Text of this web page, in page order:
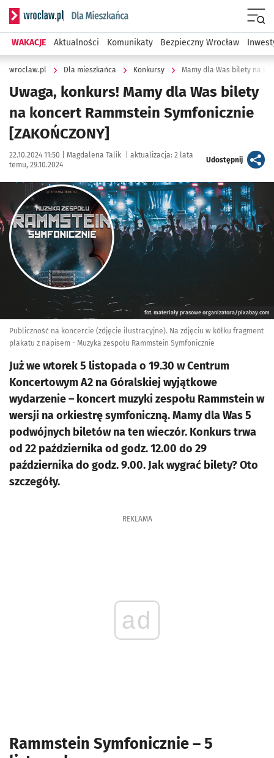
Serwis informacyjny wroclaw.pl podserwis: Dla mieszkańca
WAKACJE Aktualności Komunikaty Bezpieczny Wrocław
wroclaw.pl Dla mieszkańca Konkursy Mamy dla Was bilety na
Uwaga, konkurs! Mamy dla Was bilety
na koncert Rammstein Symfonicznie
[ZAKOŃCZONY]
Data publikacji:
22.10.2024 11:50 | Autor:
Magdalena Talik aktualizacja: 2 lata
temu, 29.10.2024
Udostępnijartykuł
Kliknij, aby powiększyć
fot. materiały prasowe organizatora/pixabay.com
Publiczność na koncercie (zdjęcie ilustracyjne). Na zdjęciu w kółku fragment
plakatu z napisem - Muzyka zespołu Rammstein Symfonicznie
Już we wtorek 5 listopada o 19.30 w Centrum
Koncertowym A2 na Góralskiej wyjątkowe
wydarzenie – koncert muzyki zespołu Rammstein w
wersji na orkiestrę symfoniczną. Mamy dla Was 5
podwójnych biletów na ten wieczór. Konkurs trwa
od 22 października od godz. 12.00 do 29
października do godz. 9.00. Jak wygrać bilety? Oto
szczegóły.
REKLAMA
ad
Rammstein Symfonicznie – 5